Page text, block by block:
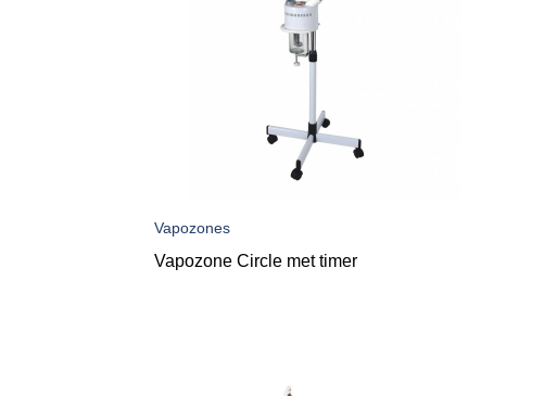
Vapozones
Vapozone Circle met timer